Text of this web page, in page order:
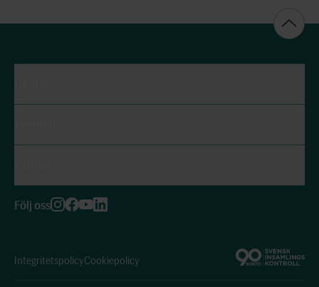
Följ oss
IntegritetspolicyCookiepolicy